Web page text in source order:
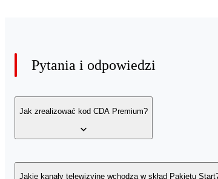
Pytania i odpowiedzi
Jak zrealizować kod CDA Premium?
1. Wejdź na stronęhttps://www.cda.pl/kod
Jakie kanały telewizyjne wchodzą w skład Pakietu